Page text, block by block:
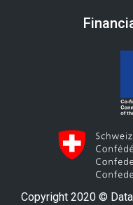
Copyright 2020 ©